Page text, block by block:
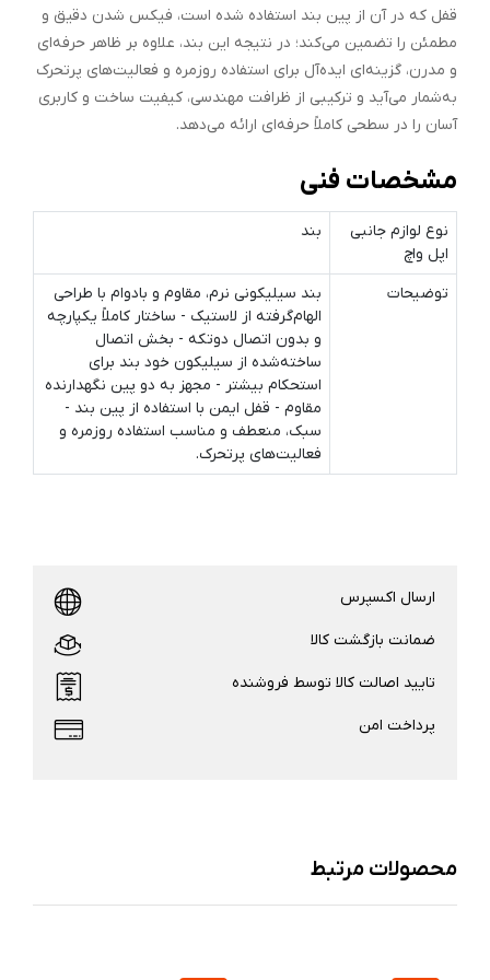
قفل که در آن از پین بند استفاده شده است، فیکس شدن دقیق و
مطمئن را تضمین می‌کند؛ در نتیجه این بند، علاوه بر ظاهر حرفه‌ای
و مدرن، گزینه‌ای ایده‌آل برای استفاده روزمره و فعالیت‌های پرتحرک
به‌شمار می‌آید و ترکیبی از ظرافت مهندسی، کیفیت ساخت و کاربری
آسان را در سطحی کاملاً حرفه‌ای ارائه می‌دهد.
مشخصات فنی
نوع لوازم جانبی
اپل واچ
بند
توضیحات
بند سیلیکونی نرم، مقاوم و بادوام با طراحی
الهام‌گرفته از لاستیک - ساختار کاملاً یکپارچه
و بدون اتصال دوتکه - بخش اتصال
ساخته‌شده از سیلیکون خود بند برای
استحکام بیشتر - مجهز به دو پین نگهدارنده
مقاوم - قفل ایمن با استفاده از پین بند -
سبک، منعطف و مناسب استفاده روزمره و
فعالیت‌های پرتحرک.
ارسال اکسپرس
ضمانت بازگشت کالا
تایید اصالت کالا توسط فروشنده
پرداخت امن
محصولات مرتبط